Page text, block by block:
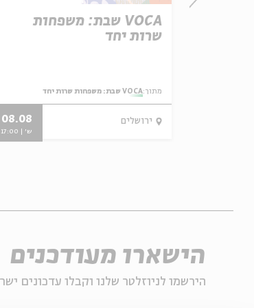
VOCA שבת: משפחות
שרות יחד
מתוך:VOCA שבת: משפחות שרות יחד
ירושלים 08.08
ש' | 17:00
הישארו מעודכנים
הירשמו לניוזלטר שלנו וקבלו עדכונים